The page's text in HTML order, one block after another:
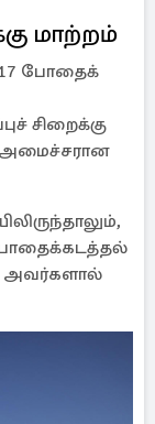
மாற்றம்
17 போதைக்
சிறைக்கு
அமைச்சரான
அவர்களால்